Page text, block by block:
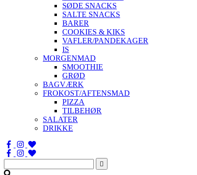
SØDE SNACKS
SALTE SNACKS
BARER
COOKIES & KIKS
VAFLER/PANDEKAGER
IS
MORGENMAD
SMOOTHIE
GRØD
BAGVÆRK
FROKOST/AFTENSMAD
PIZZA
TILBEHØR
SALATER
DRIKKE
Søg
efter: